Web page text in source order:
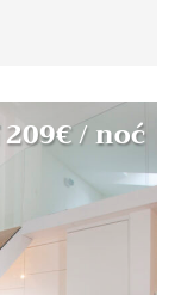
209€/ noć